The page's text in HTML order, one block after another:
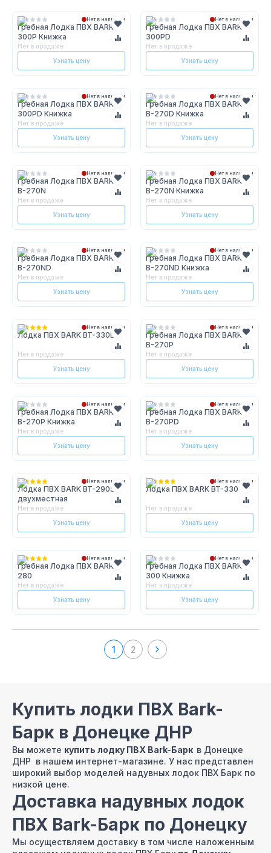
Нет в наличии
Гребная Лодка ПВХ BARK B-
300P Книжка
Нет в продаже
Узнать цену
Нет в наличии
Гребная Лодка ПВХ BARK B-
300PD
Нет в продаже
Узнать цену
Нет в наличии
Гребная Лодка ПВХ BARK B-
300PD Книжка
Нет в продаже
Узнать цену
Нет в наличии
Гребная Лодка ПВХ BARK
В-270D Книжка
Нет в продаже
Узнать цену
Нет в наличии
Гребная Лодка ПВХ BARK
В-270N
Нет в продаже
Узнать цену
Нет в наличии
Гребная Лодка ПВХ BARK
В-270N Книжка
Нет в продаже
Узнать цену
Нет в наличии
Гребная Лодка ПВХ BARK
В-270ND
Нет в продаже
Узнать цену
Нет в наличии
Гребная Лодка ПВХ BARK
В-270ND Книжка
Нет в продаже
Узнать цену
Нет в наличии
Лодка ПВХ BARK BT-330D
Нет в продаже
Узнать цену
Нет в наличии
Гребная Лодка ПВХ BARK
В-270P
Нет в продаже
Узнать цену
Нет в наличии
Гребная Лодка ПВХ BARK
В-270P Книжка
Нет в продаже
Узнать цену
Нет в наличии
Гребная Лодка ПВХ BARK
В-270PD
Нет в продаже
Узнать цену
Нет в наличии
Лодка ПВХ BARK BT-290S
двухместная
Нет в продаже
Узнать цену
Нет в наличии
Лодка ПВХ BARK BT-330
Нет в продаже
Узнать цену
Нет в наличии
Гребная Лодка ПВХ BARK B-
280
Нет в продаже
Узнать цену
Нет в наличии
Гребная Лодка ПВХ BARK B-
300 Книжка
Нет в продаже
Узнать цену
1 2
Купить лодки ПВХ Bark-
Барк в Донецке ДНР
Вы можете купить лодку ПВХ Bark-Барк в Донецке
ДНР в нашем интернет-магазине. У нас представлен
широкий выбор моделей надувных лодок ПВХ Барк по
низкой цене.
Доставка надувных лодок
ПВХ Bark-Барк по Донецку
Мы осуществляем доставку в том числе наложенным